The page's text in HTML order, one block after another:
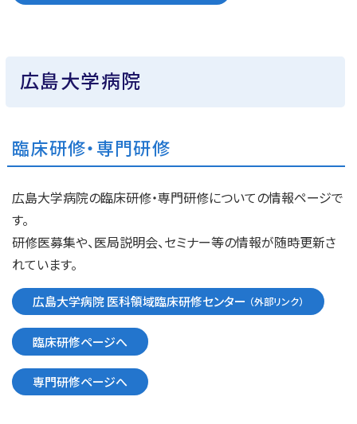
広島大学病院
臨床研修・専門研修
広島大学病院の臨床研修・専門研修についての情報ページで
す。
研修医募集や、医局説明会、セミナー等の情報が随時更新さ
れています。
広島大学病院 医科領域臨床研修センター
臨床研修ページへ
専門研修ページへ